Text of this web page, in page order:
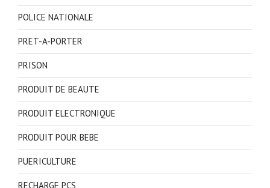
POLICE NATIONALE
PRET-A-PORTER
PRISON
PRODUIT DE BEAUTE
PRODUIT ELECTRONIQUE
PRODUIT POUR BEBE
PUERICULTURE
RECHARGE PCS